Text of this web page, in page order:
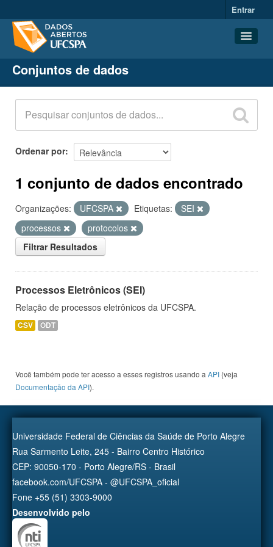
Entrar
Conjuntos de dados
Organizações
Grupos
Sobre
Conjuntos de dados
Ordenar por
1 conjunto de dados encontrado
Organizações: UFCSPA Etiquetas:
SEI
processos
protocolos
Filtrar Resultados
Processos Eletrônicos (SEI)
Relação de processos eletrônicos da UFCSPA.
CSV ODT
Você também pode ter acesso a esses registros usando a API (veja
Documentação da API).
Universidade Federal de Ciências da Saúde de Porto Alegre
Rua Sarmento Leite, 245 - Bairro Centro Histórico
CEP: 90050-170 - Porto Alegre/RS - Brasil
facebook.com/UFCSPA - @UFCSPA_oficial
Fone +55 (51) 3303-9000
Desenvolvido pelo